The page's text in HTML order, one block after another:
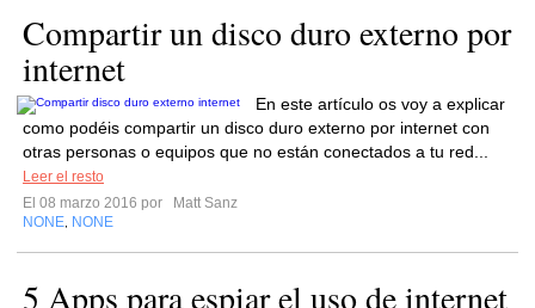
Compartir un disco duro externo por
internet
En este artículo os voy a explicar
como podéis compartir un disco duro externo por internet con
otras personas o equipos que no están conectados a tu red...
Leer el resto
El 08 marzo 2016 por
Matt Sanz
NONE NONE
5 Apps para espiar el uso de internet